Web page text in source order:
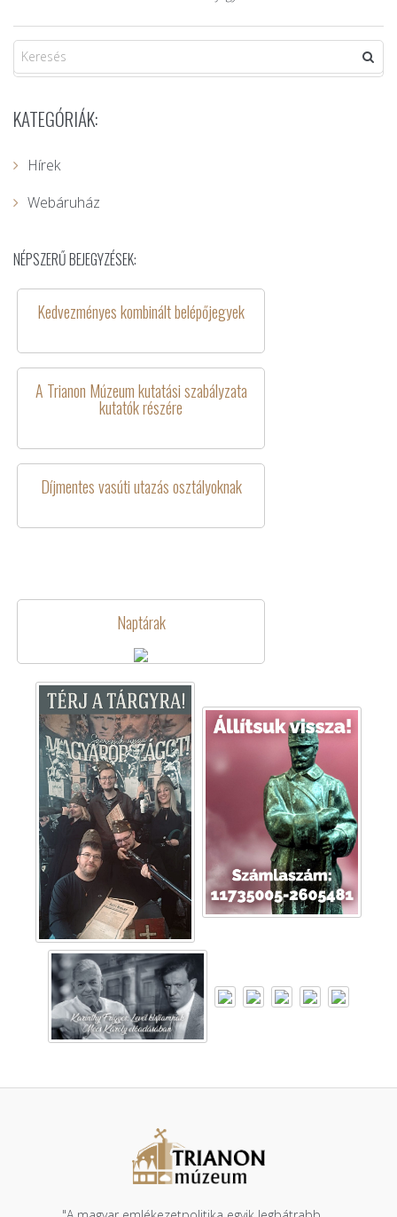
KATEGÓRIÁK:
Hírek
Webáruház
NÉPSZERŰ BEJEGYZÉSEK:
Kedvezményes kombinált belépőjegyek
A Trianon Múzeum kutatási szabályzata
kutatók részére
Díjmentes vasúti utazás osztályoknak
Naptárak